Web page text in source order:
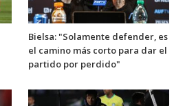
Bielsa: "Solamente defender, es
el camino más corto para dar el
partido por perdido"